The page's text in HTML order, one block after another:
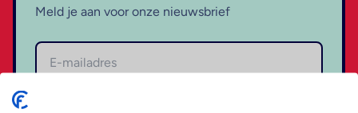
Meld je aan voor onze nieuwsbrief